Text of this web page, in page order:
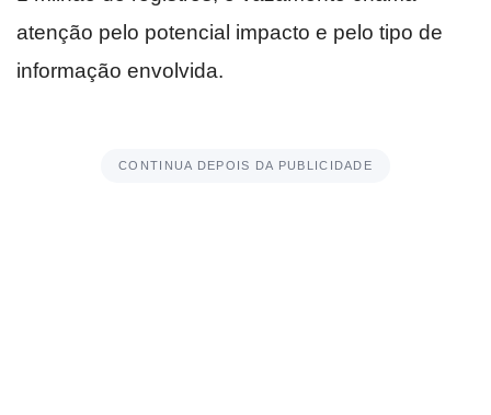
atenção pelo potencial impacto e pelo tipo de
informação envolvida.
CONTINUA DEPOIS DA PUBLICIDADE